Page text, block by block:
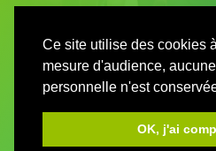
Ce site utilise des cookies
mesure d'audience,
personnelle n'est
OK, j'ai